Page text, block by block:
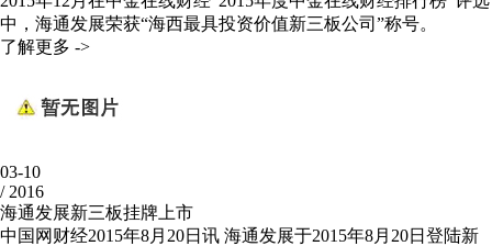
中，海通发展荣获“海西最具投资价值新三板公司”称号。
了解更多 ->
03-10
/ 2016
海通发展新三板挂牌上市
中国网财经2015年8月20日讯 海通发展于2015年8月20日登陆新